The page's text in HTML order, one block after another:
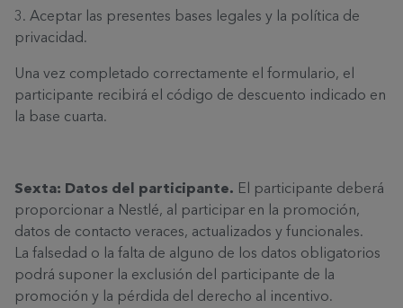
3. Aceptar las presentes bases legales y la política de
privacidad.
Una vez completado correctamente el formulario, el
participante recibirá el código de descuento indicado en
la base cuarta.
Sexta: Datos del participante. El participante deberá
proporcionar a Nestlé, al participar en la promoción,
datos de contacto veraces, actualizados y funcionales.
La falsedad o la falta de alguno de los datos obligatorios
podrá suponer la exclusión del participante de la
promoción y la pérdida del derecho al incentivo.